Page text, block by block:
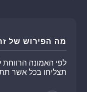
מה הפירוש של
לפי האמונה
תצליחו בכל אשר